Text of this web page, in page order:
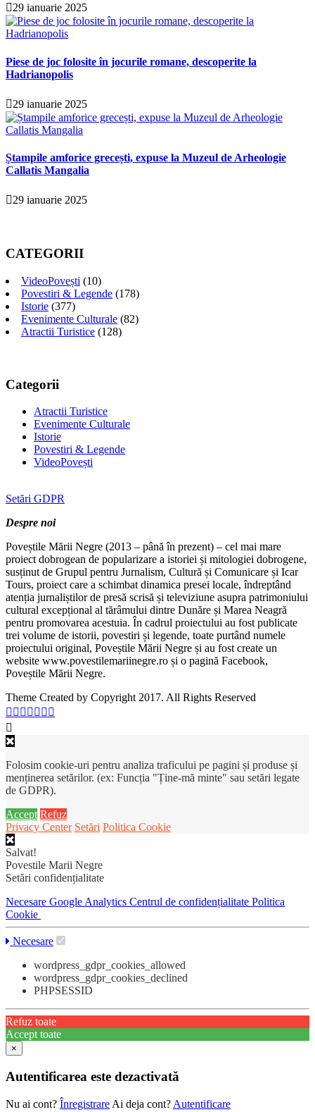
29 ianuarie 2025
Piese de joc folosite în jocurile romane, descoperite la
Hadrianopolis
29 ianuarie 2025
Ștampile amforice grecești, expuse la Muzeul de Arheologie
Callatis Mangalia
29 ianuarie 2025
CATEGORII
VideoPovești (10)
Povestiri & Legende (178)
Istorie (377)
Evenimente Culturale (82)
Atractii Turistice (128)
Categorii
Atractii Turistice
Evenimente Culturale
Istorie
Povestiri & Legende
VideoPovești
Setări GDPR
Despre noi
Poveștile Mării Negre (2013 – până în prezent) – cel mai mare
proiect dobrogean de popularizare a istoriei și mitologiei dobrogene,
susținut de Grupul pentru Jurnalism, Cultură și Comunicare și Icar
Tours, proiect care a schimbat dinamica presei locale, îndreptând
atenția jurnaliștilor de presă scrisă și televiziune asupra patrimoniului
cultural excepțional al tărâmului dintre Dunăre și Marea Neagră
pentru promovarea acestuia. În cadrul proiectului au fost publicate
trei volume de istorii, povestiri și legende, toate purtând numele
proiectului original, Poveștile Mării Negre și au fost create un
website www.povestilemariinegre.ro și o pagină Facebook,
Poveștile Mării Negre.
Theme Created by Copyright 2017. All Rights Reserved
Folosim cookie-uri pentru analiza traficului pe pagini și produse și
menținerea setărilor. (ex: Funcția "Ține-mă minte" sau setări legate
de GDPR).
Accept Refuz
Privacy Center Setări Politica Cookie
Salvat!
Povestile Marii Negre
Setări confidențialitate
Necesare Google Analytics Centrul de confidențialitate Politica
Cookie
Necesare
wordpress_gdpr_cookies_allowed
wordpress_gdpr_cookies_declined
PHPSESSID
Refuz toate
Accept toate
×
Autentificarea este dezactivată
Nu ai cont? Înregistrare Ai deja cont? Autentificare